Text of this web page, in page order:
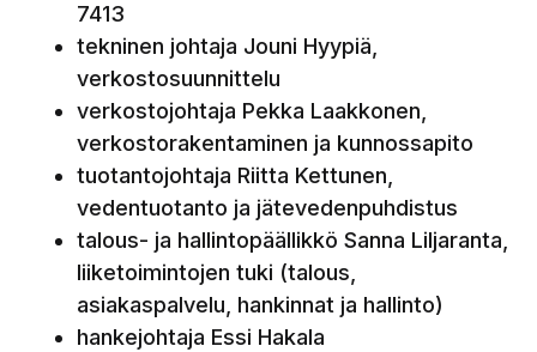
7413
tekninen johtaja Jouni Hyypiä,
verkostosuunnittelu
verkostojohtaja Pekka Laakkonen,
verkostorakentaminen ja kunnossapito
tuotantojohtaja Riitta Kettunen,
vedentuotanto ja jätevedenpuhdistus
talous- ja hallintopäällikkö Sanna Liljaranta,
liiketoimintojen tuki (talous,
asiakaspalvelu, hankinnat ja hallinto)
hankejohtaja Essi Hakala